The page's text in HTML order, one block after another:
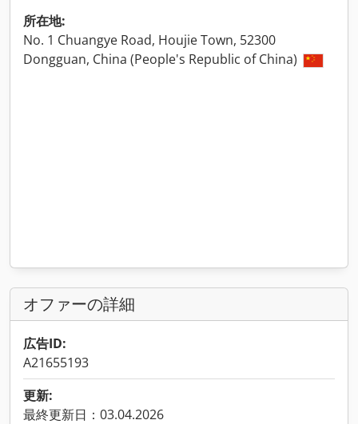
所在地:
No. 1 Chuangye Road, Houjie Town, 52300
Dongguan, China (People's Republic of China)
オファーの詳細
広告ID:
A21655193
更新:
最終更新日：03.04.2026